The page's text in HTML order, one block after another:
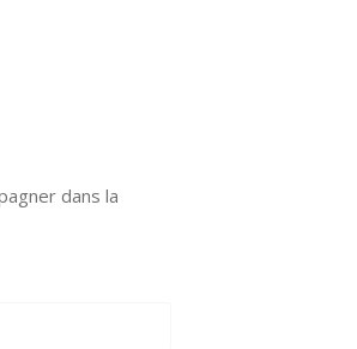
dans la